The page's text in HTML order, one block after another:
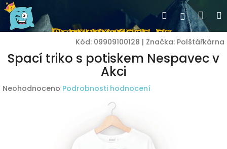
Přejít
na
obsah
Hledat
Kód: 09909100128 | Značka: Polštářkárna
Spací triko s potiskem Nespavec v
Akci
Průměrné
Neohodnoceno Podrobnosti hodnocení